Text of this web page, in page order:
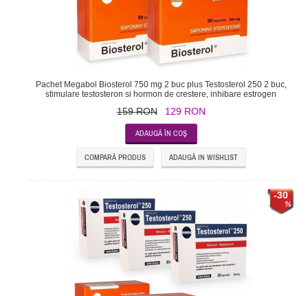
Pachet Megabol Biosterol 750 mg 2 buc plus Testosterol 250 2 buc,
stimulare testosteron si hormon de crestere, inhibare estrogen
159 RON 129 RON
COMPARĂ PRODUS ADAUGĂ IN WISHLIST
-30